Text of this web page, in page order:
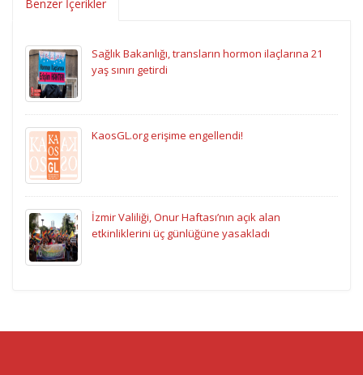
Benzer İçerikler
Sağlık Bakanlığı, transların hormon ilaçlarına 21
yaş sınırı getirdi
KaosGL.org erişime engellendi!
İzmir Valiliği, Onur Haftası’nın açık alan
etkinliklerini üç günlüğüne yasakladı